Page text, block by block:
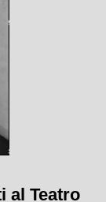
al Teatro